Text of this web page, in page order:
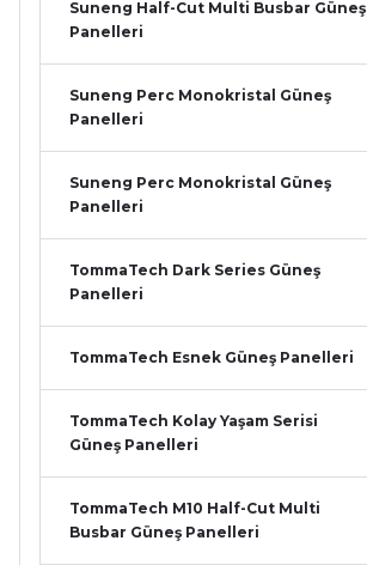
Suneng Half-Cut Multi Busbar Güneş
Panelleri
Suneng Perc Monokristal Güneş
Panelleri
Suneng Perc Monokristal Güneş
Panelleri
TommaTech Dark Series Güneş
Panelleri
TommaTech Esnek Güneş Panelleri
TommaTech Kolay Yaşam Serisi
Güneş Panelleri
TommaTech M10 Half-Cut Multi
Busbar Güneş Panelleri